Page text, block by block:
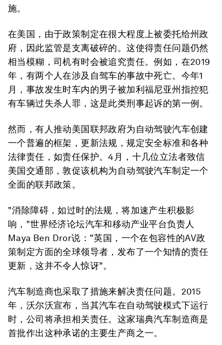
施。
在美国，由于政策制定在很大程度上被委托给州政
府，因此监管是支离破碎的。这使得责任问题仍然
相当模糊，司机有时会被追究责任。例如，在2019
年，有两个人在涉及自驾车的事故中死亡。今年1
月，事故发生时车内的男子被加利福尼亚州指控犯
有车辆过失杀人罪，这是此类刑事起诉的第一例。
然而，有人推动美国联邦政府为自动驾驶汽车创建
一个普遍的框架，更新法规，规定安全标准和各种
法律责任，如责任保护。4月，十几位立法者致信
美国交通部，敦促该机构为自动驾驶汽车制定一个
全面的联邦政策。
"消除障碍，如过时的法规，将加速产生积极影
响，"世界经济论坛汽车和移动产业平台负责人
Maya Ben Dror说："英国，一个在包容性的AV政
策制定方面的全球领导者，发布了一个知情的责任
更新，这并不令人惊讶"。
汽车制造商也采取了措施来解决责任问题。2015
年，沃尔沃宣布，当其汽车在自动驾驶模式下运行
时，公司将承担相关责任。这家瑞典汽车制造商是
首批作出这种承诺的主要生产商之一。